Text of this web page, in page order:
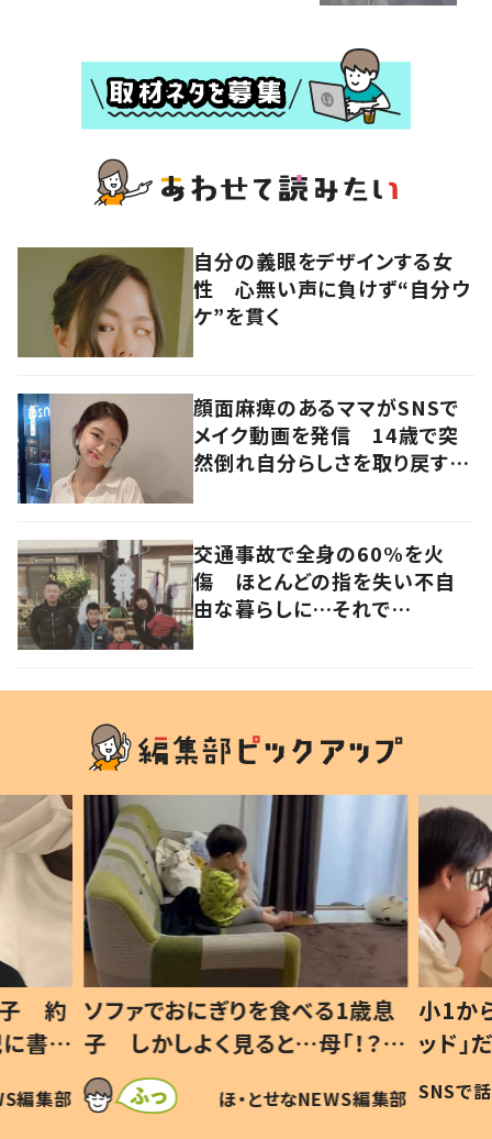
自分の義眼をデザインする女
性 心無い声に負けず“自分ウ
ケ”を貫く
顔面麻痺のあるママがSNSで
メイク動画を発信 14歳で突
然倒れ自分らしさを取り戻すま
交通事故で全身の60%を火
傷 ほとんどの指を失い不自
由な暮らしに…それで
歳息
？」
編集部
小1から不登校、息子は「ギフテ
ッド」だった 父が“ウチ給食”を
作り続ける理由とは #令和の親
#令和の子
SNSで話題 ほ・とせなNEWS編集部
ひ孫
が、抱
「涙
い」